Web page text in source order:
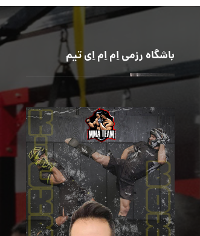
باشگاه رزمی اِم اِم اِی تیم